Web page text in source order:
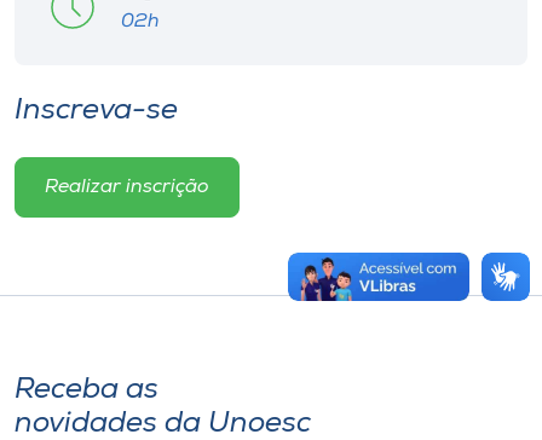
02h
Inscreva-se
Realizar inscrição
Receba as
novidades da Unoesc